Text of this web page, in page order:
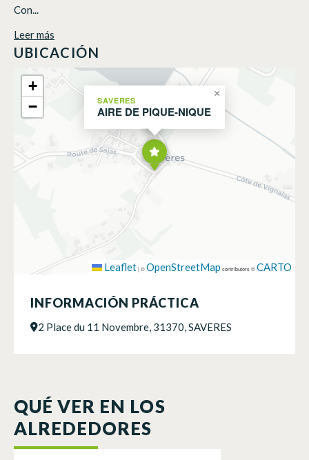
Con...
Leer más
UBICACIÓN
SAVERES
AIRE DE PIQUE-NIQUE
×
+
−
Leaflet|©OpenStreetMap contributors ©CARTO
INFORMACIÓN PRÁCTICA
2 Place du 11 Novembre, 31370, SAVERES
QUÉ VER EN LOS
ALREDEDORES